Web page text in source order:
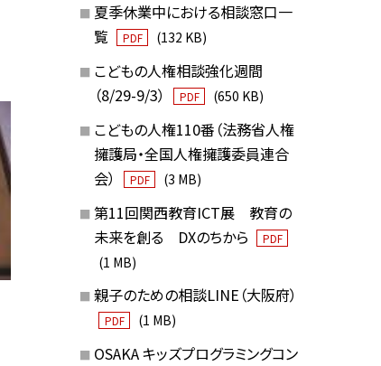
夏季休業中における相談窓口一
覧
PDF (132 KB)
こどもの人権相談強化週間
（8/29-9/3）
PDF (650 KB)
こどもの人権110番（法務省人権
擁護局・全国人権擁護委員連合
会）
PDF (3 MB)
第11回関西教育ICT展 教育の
未来を創る DXのちから
PDF
(1 MB)
親子のための相談LINE（大阪府）
PDF (1 MB)
OSAKA キッズプログラミングコン